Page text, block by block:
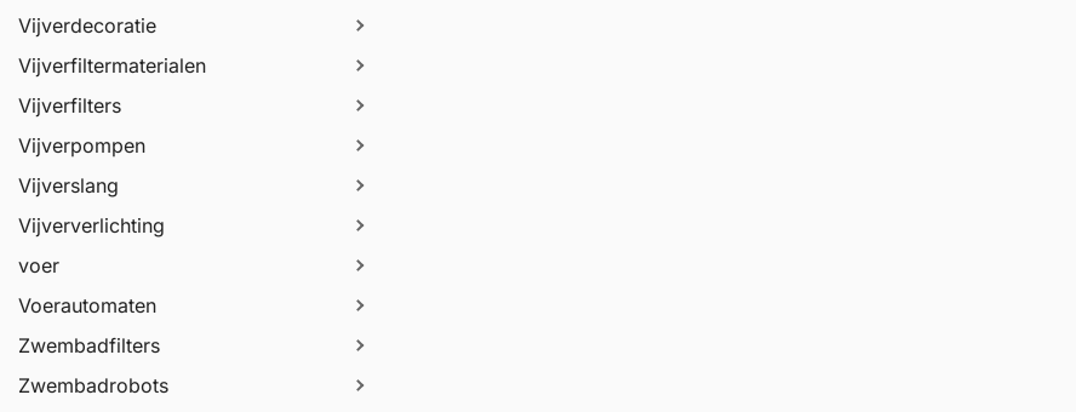
Vijverdecoratie
Vijverfiltermaterialen
Vijverfilters
Vijverpompen
Vijverslang
Vijververlichting
voer
Voerautomaten
Zwembadfilters
Zwembadrobots